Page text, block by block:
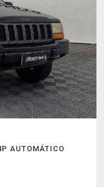
AUTOMÁTICO